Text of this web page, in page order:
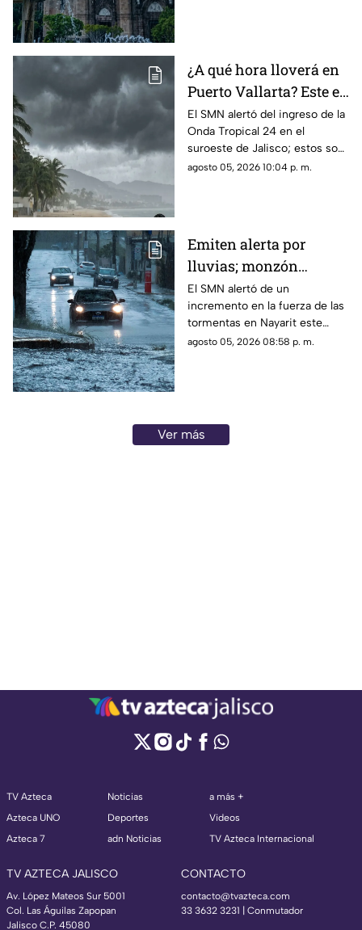
¿A qué hora lloverá en
Puerto Vallarta? Este es
el pronóstico del clima
para este 6 de agosto
El SMN alertó del ingreso de la
Onda Tropical 24 en el
suroeste de Jalisco; estos son
los cambios en el clima
agosto 05, 2026 10:04 p. m.
Emiten alerta por
lluvias; monzón
mexicano intensificará
las tormentas en
Nayarit
El SMN alertó de un
incremento en la fuerza de las
tormentas en Nayarit este
jueves 6 de agosto
agosto 05, 2026 08:58 p. m.
Ver más
TV Azteca
Azteca UNO
Azteca 7
Noticias
Deportes
adn Noticias
a más +
Videos
TV Azteca Internacional
TV AZTECA JALISCO
Av. López Mateos Sur 5001
Col. Las Águilas Zapopan
Jalisco C.P. 45080
CONTACTO
contacto@tvazteca.com
33 3632 3231 | Conmutador